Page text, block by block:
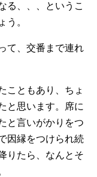
る、、、というこ
う。
て、交番まで連れ
こともあり、ちょ
と思います。席に
と言いがかりをつ
因縁をつけられ続
りたら、なんとそ